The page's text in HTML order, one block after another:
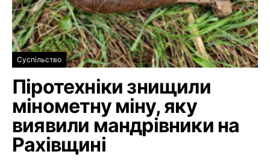
Суспільство
Піротехніки знищили
мінометну міну, яку
виявили мандрівники на
Рахівщині